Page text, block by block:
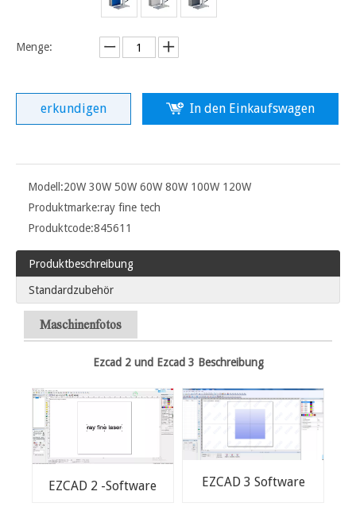
Menge:
erkundigen In den Einkaufswagen
Modell:20W 30W 50W 60W 80W 100W 120W
Produktmarke:ray fine tech
Produktcode:845611
Produktbeschreibung
Standardzubehör
Maschinenfotos
Ezcad 2 und Ezcad 3 Beschreibung
EZCAD 2 -Software EZCAD 3 Software